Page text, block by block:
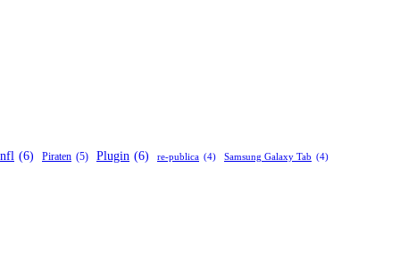
nfl (6) Piraten (5) Plugin (6) re-publica (4) Samsung Galaxy Tab (4)